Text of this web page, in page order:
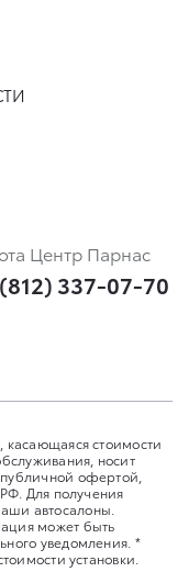
Центр Парнас
337-07-70
стоимости
носит
офертой,
Для получения
автосалоны.
может быть
уведомления. *
установки.